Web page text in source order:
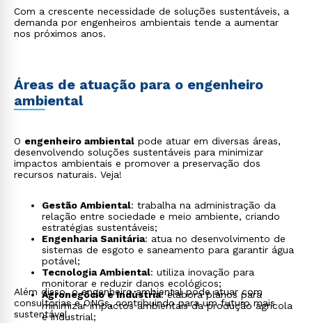
Com a crescente necessidade de soluções sustentáveis, a
demanda por engenheiros ambientais tende a aumentar
nos próximos anos.
Áreas de atuação para o engenheiro
ambiental
O engenheiro ambiental pode atuar em diversas áreas,
desenvolvendo soluções sustentáveis para minimizar
impactos ambientais e promover a preservação dos
recursos naturais. Veja!
Gestão Ambiental: trabalha na administração da
relação entre sociedade e meio ambiente, criando
estratégias sustentáveis;
Engenharia Sanitária: atua no desenvolvimento de
sistemas de esgoto e saneamento para garantir água
potável;
Tecnologia Ambiental: utiliza inovação para
monitorar e reduzir danos ecológicos;
Agronegócio e Indústria: elabora planos para
minimizar impactos ambientais da produção agrícola
e industrial;
Além disso, o engenheiro ambiental pode atuar com
consultorias e ONGs, contribuindo para um futuro mais
sustentável.